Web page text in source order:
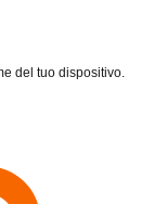
del tuo dispositivo.